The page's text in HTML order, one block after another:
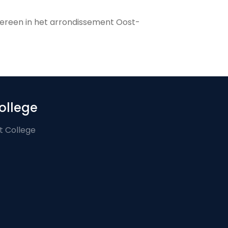
in het arrondissement Oost-
College